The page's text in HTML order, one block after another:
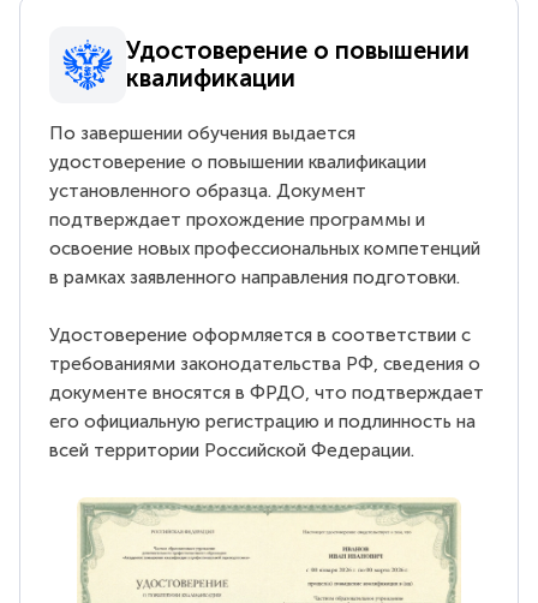
Удостоверение о повышении
квалификации
По завершении обучения выдается
удостоверение о повышении квалификации
установленного образца. Документ
подтверждает прохождение программы и
освоение новых профессиональных компетенций
в рамках заявленного направления подготовки.
Удостоверение оформляется в соответствии с
требованиями законодательства РФ, сведения о
документе вносятся в ФРДО, что подтверждает
его официальную регистрацию и подлинность на
всей территории Российской Федерации.